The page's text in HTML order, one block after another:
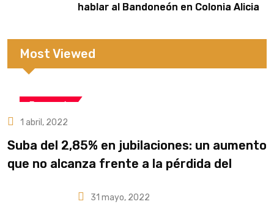
hablar al Bandoneón en Colonia Alicia
Most Viewed
Economía
1 abril, 2022
Suba del 2,85% en jubilaciones: un aumento
que no alcanza frente a la pérdida del
31 mayo, 2022